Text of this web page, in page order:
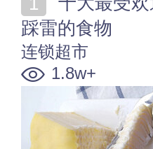
踩雷的食物
连锁超市
1.8w+